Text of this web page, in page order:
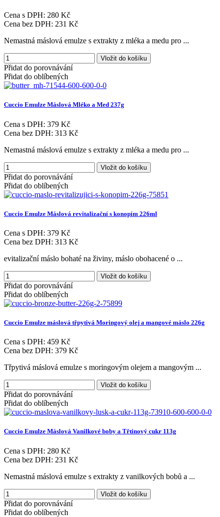
Cena s DPH: 280 Kč
Cena bez DPH: 231 Kč
Nemastná máslová emulze s extrakty z mléka a medu pro ...
Vložit do košíku
Přidat do porovnávání
Přidat do oblíbených
Cuccio Emulze Máslová Mléko a Med 237g
Cena s DPH: 379 Kč
Cena bez DPH: 313 Kč
Nemastná máslová emulze s extrakty z mléka a medu pro ...
Vložit do košíku
Přidat do porovnávání
Přidat do oblíbených
Cuccio Emulze Máslová revitalizační s konopím 226ml
Cena s DPH: 379 Kč
Cena bez DPH: 313 Kč
evitalizační máslo bohaté na živiny, máslo obohacené o ...
Vložit do košíku
Přidat do porovnávání
Přidat do oblíbených
Cuccio Emulze máslová třpytivá Moringový olej a mangové máslo 226g
Cena s DPH: 459 Kč
Cena bez DPH: 379 Kč
Třpytivá máslová emulze s moringovým olejem a mangovým ...
Vložit do košíku
Přidat do porovnávání
Přidat do oblíbených
Cuccio Emulze Máslová Vanilkové boby a Třtinový cukr 113g
Cena s DPH: 280 Kč
Cena bez DPH: 231 Kč
Nemastná máslová emulze s extrakty z vanilkových bobů a ...
Vložit do košíku
Přidat do porovnávání
Přidat do oblíbených